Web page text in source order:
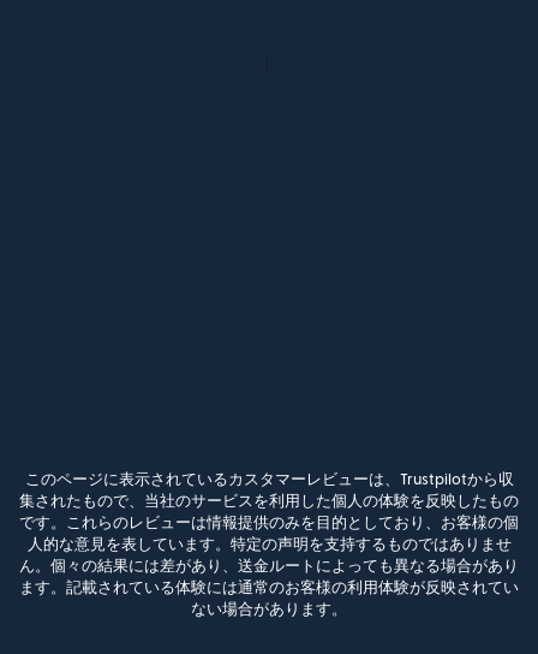
このページに表示されているカスタマーレビューは、Trustpilotから収
集されたもので、当社のサービスを利用した個人の体験を反映したもの
です。これらのレビューは情報提供のみを目的としており、お客様の個
人的な意見を表しています。特定の声明を支持するものではありませ
ん。個々の結果には差があり、送金ルートによっても異なる場合があり
ます。記載されている体験には通常のお客様の利用体験が反映されてい
ない場合があります。